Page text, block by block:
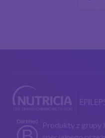
Produkty z grupy